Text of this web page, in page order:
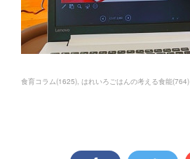
食育コラム(1625) はれいろごはんの考える食能(764)